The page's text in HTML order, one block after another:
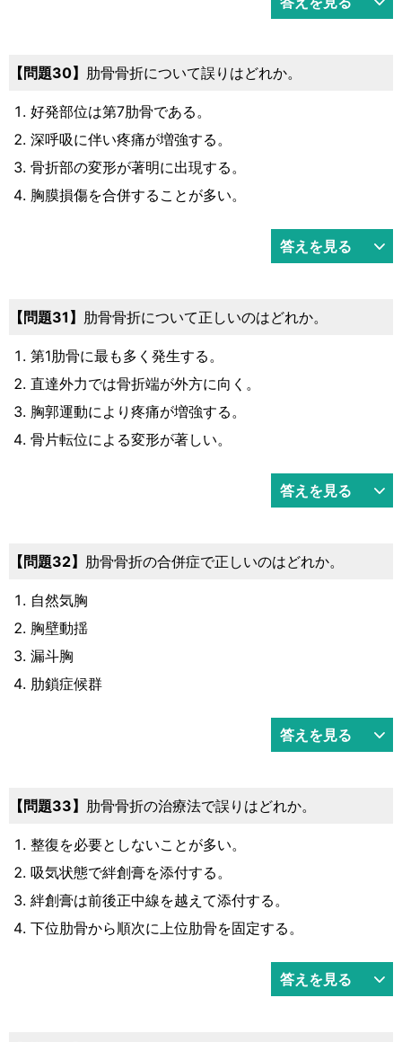
問題30 肋骨骨折について誤りはどれか。
好発部位は第7肋骨である。
深呼吸に伴い疼痛が増強する。
骨折部の変形が著明に出現する。
胸膜損傷を合併することが多い。
答えを見る
問題31 肋骨骨折について正しいのはどれか。
第1肋骨に最も多く発生する。
直達外力では骨折端が外方に向く。
胸郭運動により疼痛が増強する。
骨片転位による変形が著しい。
答えを見る
問題32 肋骨骨折の合併症で正しいのはどれか。
自然気胸
胸壁動揺
漏斗胸
肋鎖症候群
答えを見る
問題33 肋骨骨折の治療法で誤りはどれか。
整復を必要としないことが多い。
吸気状態で絆創膏を添付する。
絆創膏は前後正中線を越えて添付する。
下位肋骨から順次に上位肋骨を固定する。
答えを見る